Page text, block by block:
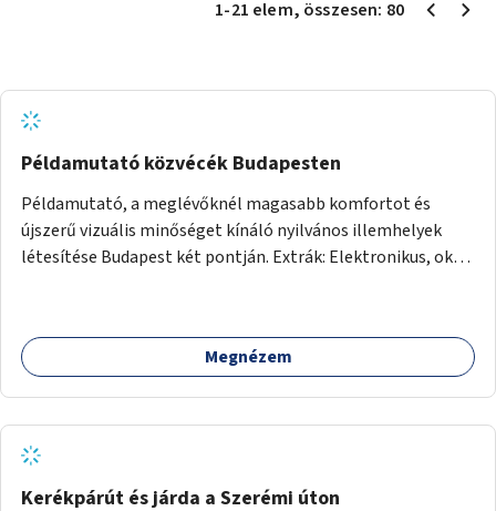
1-21 elem, összesen: 80
Példamutató közvécék Budapesten
Példamutató, a meglévőknél magasabb komfortot és
újszerű vizuális minőséget kínáló nyilvános illemhelyek
létesítése Budapest két pontján. Extrák: Elektronikus, okos
(pl. ivókút, telefontöltés).
Megnézem
Kerékpárút és járda a Szerémi úton